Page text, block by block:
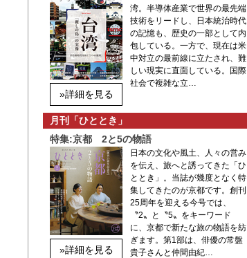
»詳細を見る
湾。半導体産業で世界の最先端
技術をリードし、日本統治時代
の記憶も、歴史の一部として内
包している。一方で、現在は米
中対立の最前線に立たされ、難
しい現実に直面している。国際
社会で複雑な立…
月刊「ひととき」
特集:京都 2と5の物語
»詳細を見る
日本の文化や風土、人々の営み
を伝え、旅へと誘ってきた「ひ
ととき」。当誌が幾度となく特
集してきたのが京都です。創刊
25周年を迎える今号では、
〝2〟と〝5〟をキーワード
に、京都で新たな旅の物語を紡
ぎます。第1部は、俳優の常盤
貴子さんと仲間由紀…